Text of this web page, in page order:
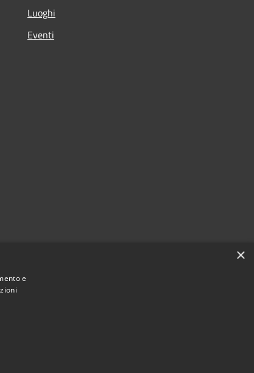
Luoghi
Eventi
• Powered by
×
e